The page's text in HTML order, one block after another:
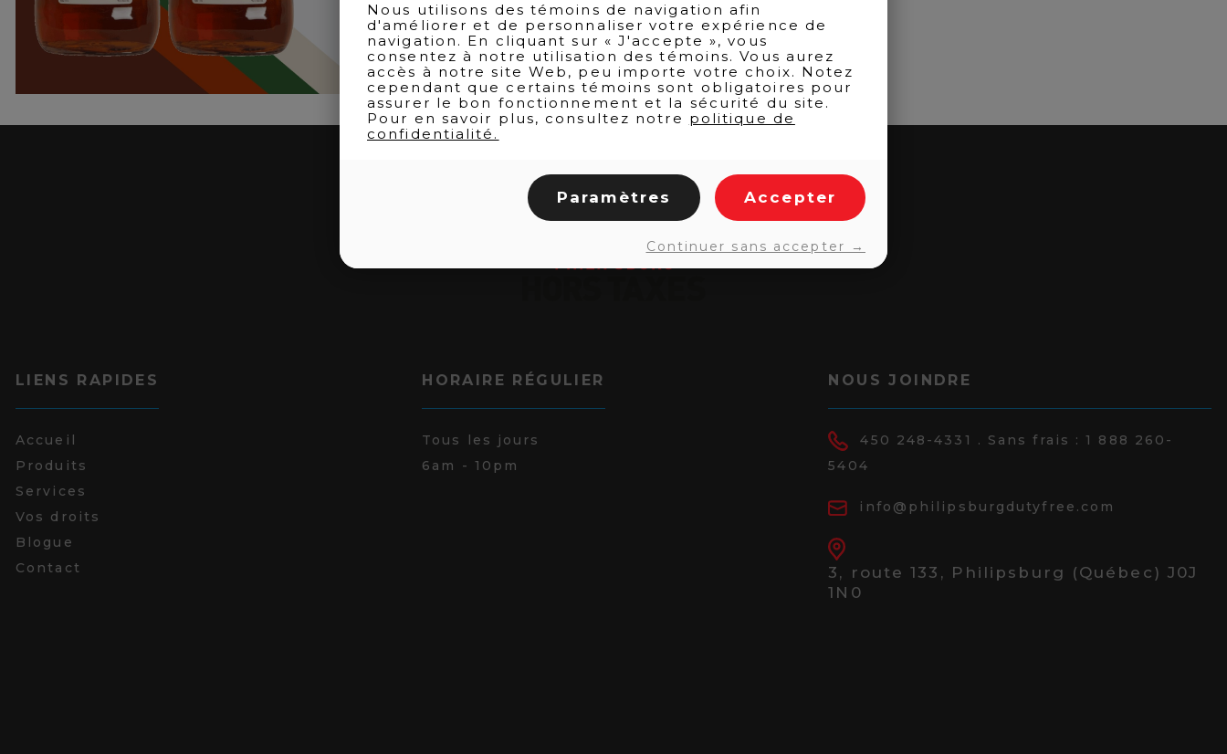
LIENS RAPIDES
Accueil
Produits
Services
Vos droits
Blogue
Contact
HORAIRE RÉGULIER
Tous les jours
6am - 10pm
NOUS JOINDRE
450 248-4331 . Sans frais :1 888 260-
5404
info@philipsburgdutyfree.com
3, route 133, Philipsburg (Québec) J0J
1N0
Nous utilisons des témoins de navigation afin
d'améliorer et de personnaliser votre expérience de
navigation. En cliquant sur « J'accepte », vous
consentez à notre utilisation des témoins. Vous aurez
accès à notre site Web, peu importe votre choix. Notez
cependant que certains témoins sont obligatoires pour
assurer le bon fonctionnement et la sécurité du site.
Pour en savoir plus, consultez notre politique de
confidentialité.
Paramètres Accepter
Continuer sans accepter →